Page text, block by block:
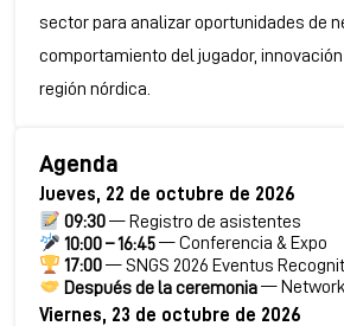
sector para analizar oportunidades de
comportamiento del jugador,
región nórdica.
Agenda
Jueves, 22 de octubre de 2026
09:30— Registro de asistentes
10:00 – 16:45— Conferencia & Expo
17:00— SNGS 2026 Eventus
Después de la ceremonia—
Viernes, 23 de octubre de 2026